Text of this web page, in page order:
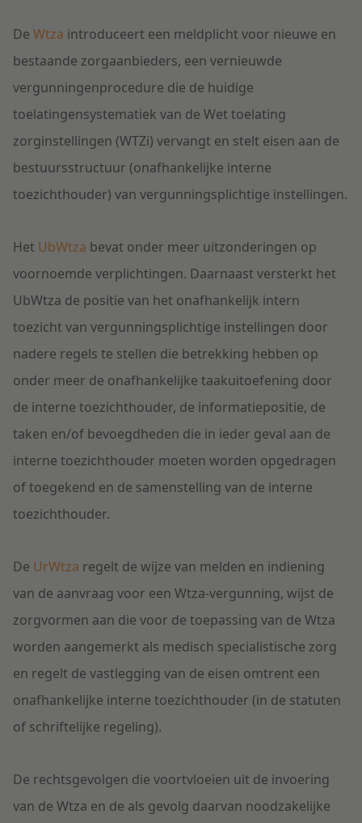
Litigation
Onderwijs
De Wtza introduceert een meldplicht voor nieuwe en
bestaande zorgaanbieders, een vernieuwde
vergunningenprocedure die de huidige
toelatingensystematiek van de Wet toelating
zorginstellingen (WTZi) vervangt en stelt eisen aan de
bestuursstructuur (onafhankelijke interne
toezichthouder) van vergunningsplichtige instellingen.
Het UbWtza bevat onder meer uitzonderingen op
voornoemde verplichtingen. Daarnaast versterkt het
UbWtza de positie van het onafhankelijk intern
toezicht van vergunningsplichtige instellingen door
nadere regels te stellen die betrekking hebben op
onder meer de onafhankelijke taakuitoefening door
de interne toezichthouder, de informatiepositie, de
taken en/of bevoegdheden die in ieder geval aan de
interne toezichthouder moeten worden opgedragen
of toegekend en de samenstelling van de interne
toezichthouder.
De UrWtza regelt de wijze van melden en indiening
van de aanvraag voor een Wtza-vergunning, wijst de
zorgvormen aan die voor de toepassing van de Wtza
worden aangemerkt als medisch specialistische zorg
en regelt de vastlegging van de eisen omtrent een
onafhankelijke interne toezichthouder (in de statuten
of schriftelijke regeling).
De rechtsgevolgen die voortvloeien uit de invoering
van de Wtza en de als gevolg daarvan noodzakelijke